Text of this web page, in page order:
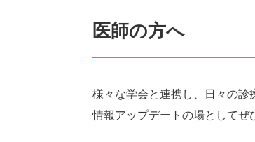
医師の方へ
様々な学会と連携し、日々の診
情報アップデートの場としてぜ